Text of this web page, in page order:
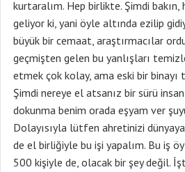
kurtaralım. Hep birlikte. Şimdi
geliyor ki, yani öyle altında ezilip
büyük bir cemaat, araştırmacılar
geçmişten gelen bu yanlışları
etmek çok kolay, ama eski bir binayı
Şimdi nereye el atsanız bir sürü
dokunma benim orada eşyam ver
Dolayısıyla lütfen ahretinizi
de el birliğiyle bu işi yapalım. Bu iş
500 kişiyle de, olacak bir şey değil.